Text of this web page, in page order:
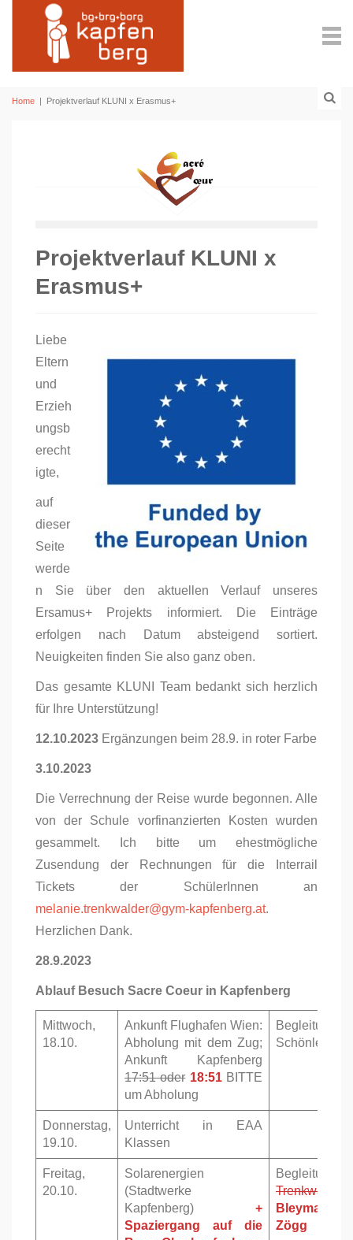
Home | Projektverlauf KLUNI x Erasmus+
Projektverlauf KLUNI x
Erasmus+
Liebe
Eltern
und
Erzieh
ungsb
erecht
igte,
auf
dieser
Seite
werde
n Sie über den aktuellen Verlauf unseres
Ersamus+ Projekts informiert. Die Einträge
erfolgen nach Datum absteigend sortiert.
Neuigkeiten finden Sie also ganz oben.
Das gesamte KLUNI Team bedankt sich herzlich
für Ihre Unterstützung!
12.10.2023 Ergänzungen beim 28.9. in roter Farbe
3.10.2023
Die Verrechnung der Reise wurde begonnen. Alle
von der Schule vorfinanzierten Kosten wurden
gesammelt. Ich bitte um ehestmögliche
Zusendung der Rechnungen für die Interrail
Tickets der SchülerInnen an
melanie.trenkwalder@gym-kapfenberg.at.
Herzlichen Dank.
28.9.2023
Ablauf Besuch Sacre Coeur in Kapfenberg
Mittwoch,
18.10.
Ankunft Flughafen Wien:
Abholung mit dem Zug;
Ankunft Kapfenberg
17:51 oder 18:51BITTE
um Abholung
Begleitung:
Schönlechner
Donnerstag,
19.10.
Unterricht in EAA
Klassen
Freitag,
20.10.
Solarenergien
(Stadtwerke
Kapfenberg) +
Spaziergang auf die
Begleitung:
Trenkwalder
Bleymaier,
Zögg